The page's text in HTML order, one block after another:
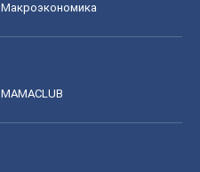
Mакроэкономика
MAMACLUB